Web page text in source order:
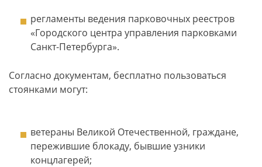
регламенты ведения парковочных реестров
«Городского центра управления парковками
Санкт-Петербурга».
Согласно документам, бесплатно пользоваться
стоянками могут:
ветераны Великой Отечественной, граждане,
пережившие блокаду, бывшие узники
концлагерей;